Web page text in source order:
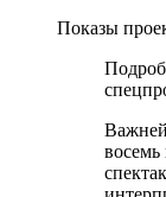
Показы